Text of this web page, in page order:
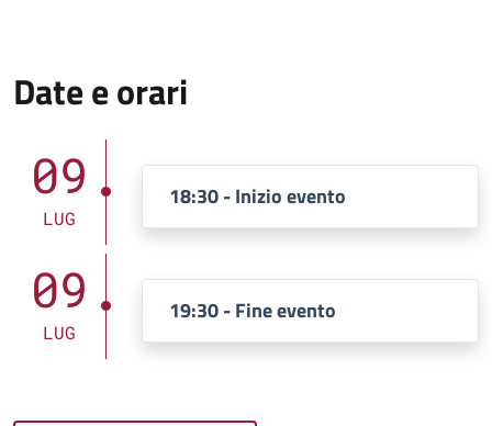
Date e orari
09
LUG
18:30 - Inizio evento
09
LUG
19:30 - Fine evento